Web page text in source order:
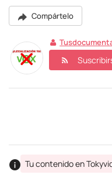
Compártelo
Tu contenido en